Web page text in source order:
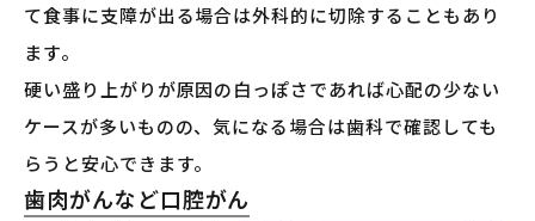
て食事に支障が出る場合は外科的に切除することもあり
ます。
硬い盛り上がりが原因の白っぽさであれば心配の少ない
ケースが多いものの、気になる場合は歯科で確認しても
らうと安心できます。
歯肉がんなど口腔がん